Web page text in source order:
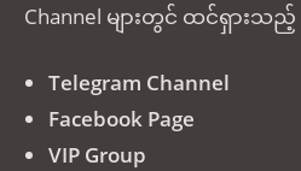
Channel များတွင် ထင်ရှားသည့်
Telegram Channel
Facebook Page
VIP Group